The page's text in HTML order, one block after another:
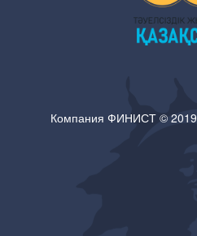
Компания ФИНИСТ © 2019